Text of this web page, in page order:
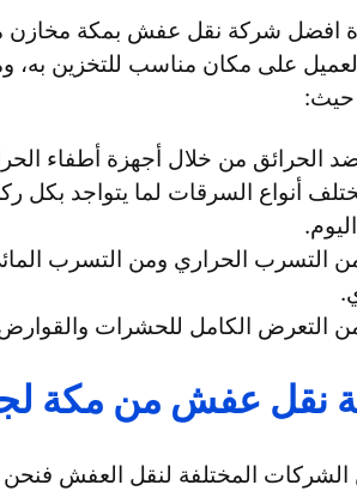
افضل شركة نقل عفش بمكة مخازن
على مكان مناسب للتخزين به،
حيث:
الحرائق من خلال أجهزة أطفاء
أنواع السرقات لما يتواجد بكل
التسرب الحراري ومن التسرب
التعرض الكامل للحشرات
نقل عفش من مكة
الشركات المختلفة لنقل العفش فنحن